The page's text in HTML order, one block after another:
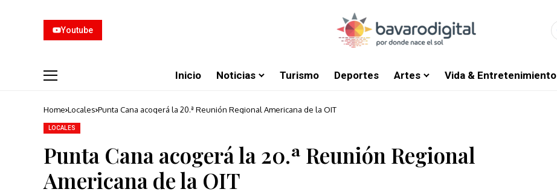
Youtube
Inicio Noticias Turismo Deportes Artes Vida & Entretenimiento
Home Locales Punta Cana acogerá la 20.ª Reunión Regional Americana de la OIT
LOCALES
Punta Cana acogerá la 20.ª Reunión Regional
Americana de la OIT